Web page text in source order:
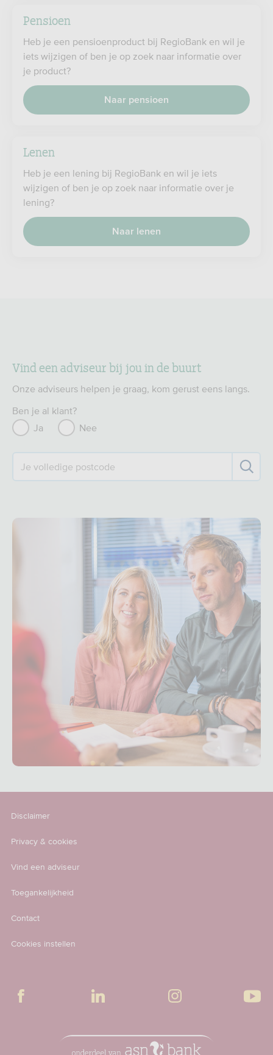
Pensioen
Heb je een pensioenproduct bij RegioBank en wil je
iets wijzigen of ben je op zoek naar informatie over
je product?
Naar pensioen
Lenen
Heb je een lening bij RegioBank en wil je iets
wijzigen of ben je op zoek naar informatie over je
lening?
Naar lenen
Vind een adviseur bij jou in de buurt
Onze adviseurs helpen je graag, kom gerust eens langs.
Ben je al klant?
Ja
Nee
Je volledige postcode
Disclaimer
Privacy & cookies
Vind een adviseur
Toegankelijkheid
Contact
Cookies instellen